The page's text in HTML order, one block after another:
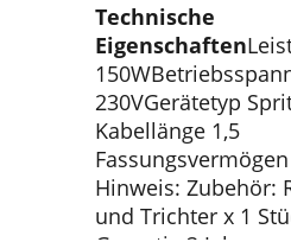
Technische
Eigenschaften
230VGerätetyp
Kabellänge 1,5
Hinweis: Zubehör:
und Trichter x 1